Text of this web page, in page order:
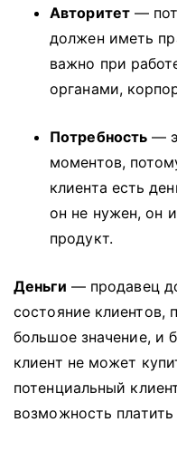
Авторитет—
должен иметь
важно при
органами,
Потребность —
моментов,
клиента есть
он не нужен, он
продукт.
Деньги — продавец
состояние клиентов,
большое значение, и
клиент не может
потенциальный
возможность платить